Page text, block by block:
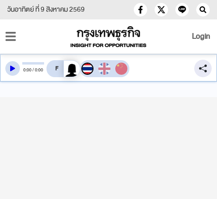
วันอาทิตย์ ที่ 9 สิงหาคม 2569
Login
0:00/0:00 สลับเสียงอ่าน